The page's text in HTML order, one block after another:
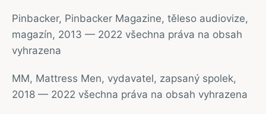
Pinbacker, Pinbacker Magazine, těleso audiovize,
magazín, 2013 — 2022 všechna práva na obsah
vyhrazena
MM, Mattress Men, vydavatel, zapsaný spolek,
2018 — 2022 všechna práva na obsah vyhrazena